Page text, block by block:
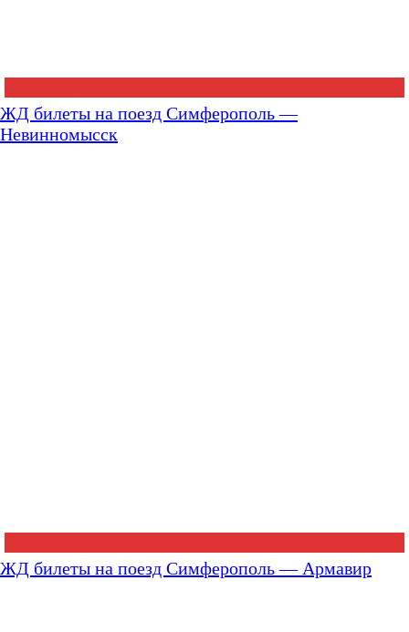
ЖД билеты на поезд Симферополь —
Невинномысск
ЖД билеты на поезд Симферополь — Армавир